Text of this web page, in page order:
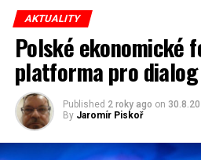
AKTUALITY
Polské ekonomické
platforma pro dialog
Published 2 roky ago on
By Jaromír Piskoř